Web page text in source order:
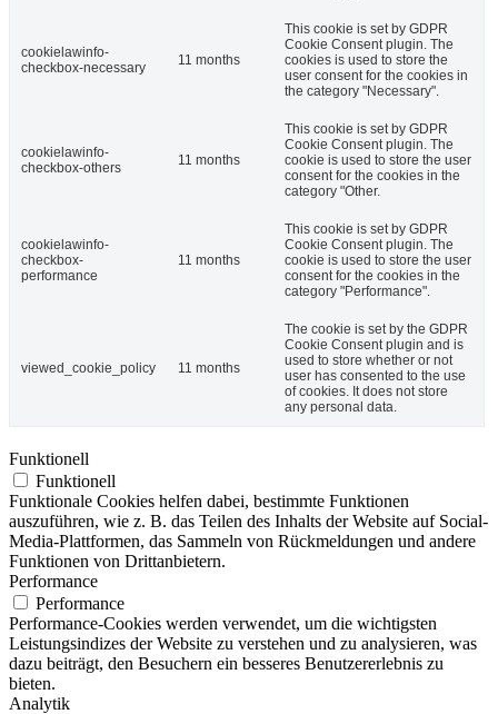
cookielawinfo-
checkbox-necessary
11 months
This cookie is set by GDPR
Cookie Consent plugin. The
cookies is used to store the
user consent for the cookies in
the category "Necessary".
cookielawinfo-
checkbox-others
11 months
This cookie is set by GDPR
Cookie Consent plugin. The
cookie is used to store the user
consent for the cookies in the
category "Other.
cookielawinfo-
checkbox-
performance
11 months
This cookie is set by GDPR
Cookie Consent plugin. The
cookie is used to store the user
consent for the cookies in the
category "Performance".
viewed_cookie_policy 11 months
The cookie is set by the GDPR
Cookie Consent plugin and is
used to store whether or not
user has consented to the use
of cookies. It does not store
any personal data.
Funktionell
Funktionell
Funktionale Cookies helfen dabei, bestimmte Funktionen
auszuführen, wie z. B. das Teilen des Inhalts der Website auf Social-
Media-Plattformen, das Sammeln von Rückmeldungen und andere
Funktionen von Drittanbietern.
Performance
Performance
Performance-Cookies werden verwendet, um die wichtigsten
Leistungsindizes der Website zu verstehen und zu analysieren, was
dazu beiträgt, den Besuchern ein besseres Benutzererlebnis zu
bieten.
Analytik